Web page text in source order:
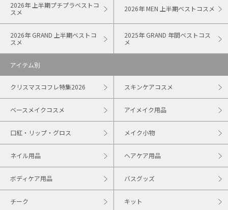
2026年 上半期プチプラベストコ
スメ
2026年 MEN 上半期ベストコスメ
2026年 GRAND 上半期ベストコ
スメ
2025年 GRAND 年間ベストコス
メ
アイテム別
クリスマスコフレ特集2026 スキンケアコスメ
ベースメイクコスメ アイメイク用品
口紅・リップ・グロス メイク小物
ネイル用品 ヘアケア用品
ボディケア用品 バスグッズ
チーク キット